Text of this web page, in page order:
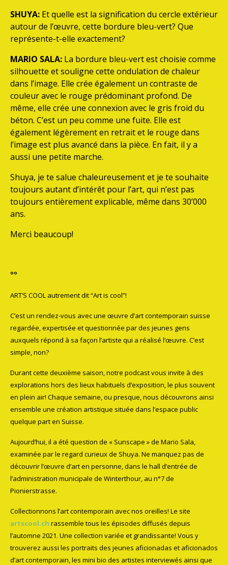
SHUYA: Et quelle est la signification du cercle extérieur
autour de l’œuvre, cette bordure bleu-vert? Que
représente-t-elle exactement?
MARIO SALA: La bordure bleu-vert est choisie comme
silhouette et souligne cette ondulation de chaleur
dans l’image. Elle crée également un contraste de
couleur avec le rouge prédominant profond. De
même, elle crée une connexion avec le gris froid du
béton. C’est un peu comme une fuite. Elle est
également légèrement en retrait et le rouge dans
l’image est plus avancé dans la pièce. En fait, il y a
aussi une petite marche.
Shuya, je te salue chaleureusement et je te souhaite
toujours autant d’intérêt pour l’art, qui n’est pas
toujours entièrement explicable, même dans 30’000
ans.
Merci beaucoup!
°°
ART’S COOL autrement dit “Art is cool”!
C’est un rendez-vous avec une œuvre d’art contemporain suisse
regardée, expertisée et questionnée par des jeunes gens
auxquels répond à sa façon l’artiste qui a réalisé l’œuvre. C’est
simple, non?
Durant cette deuxième saison, notre podcast vous invite à des
explorations hors des lieux habituels d’exposition, le plus souvent
en plein air! Chaque semaine, ou presque, nous découvrons ainsi
ensemble une création artistique située dans l’espace public
quelque part en Suisse.
Aujourd’hui, il a été question de « Sunscape » de Mario Sala,
examinée par le regard curieux de Shuya. Ne manquez pas de
découvrir l’œuvre d’art en personne, dans le hall d’entrée de
l’administration municipale de Winterthour, au n°7 de
Pionierstrasse.
Collectionnons l’art contemporain avec nos oreilles! Le site
artscool.ch rassemble tous les épisodes diffusés depuis
l’automne 2021. Une collection variée et grandissante! Vous y
trouverez aussi les portraits des jeunes aficionadas et aficionados
d’art contemporain, les mini bio des artistes interviewés ainsi que